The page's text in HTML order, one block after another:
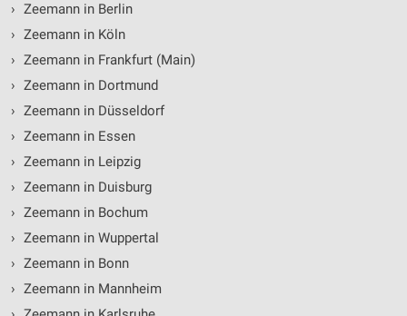
› Zeemann in Berlin
› Zeemann in Köln
› Zeemann in Frankfurt (Main)
› Zeemann in Dortmund
› Zeemann in Düsseldorf
› Zeemann in Essen
› Zeemann in Leipzig
› Zeemann in Duisburg
› Zeemann in Bochum
› Zeemann in Wuppertal
› Zeemann in Bonn
› Zeemann in Mannheim